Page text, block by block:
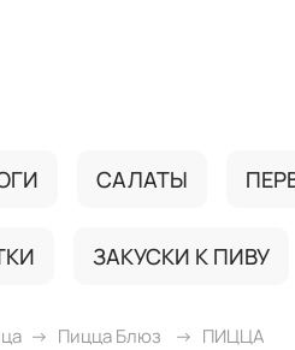
САЛАТЫ
ЗАКУСКИ К ПИВУ
Пицца Блюз ПИЦЦА